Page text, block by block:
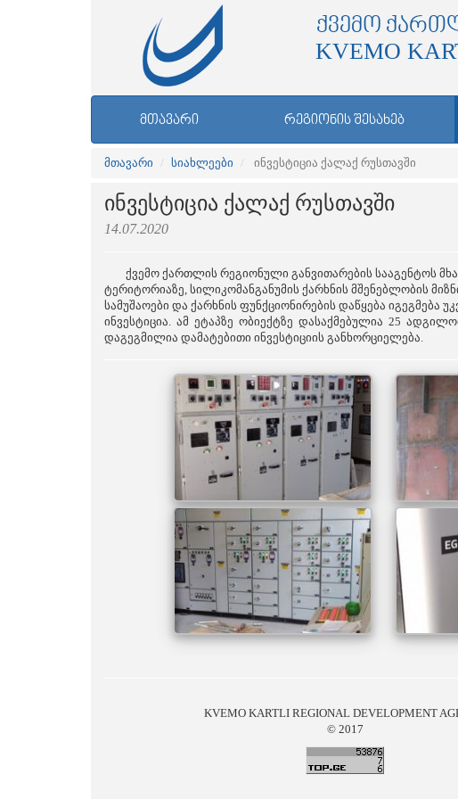
ᲥᲕᲔᲛᲝ
KVEMO
ᲛᲗᲐᲕᲐᲠᲘ ᲠᲔᲒᲘᲝᲜᲘᲡ ᲨᲔᲡᲐᲮᲔᲑ
მთავარი სიახლეები ინვესტიცია ქალაქ რუსთავში
ინვესტიცია ქალაქ რუსთავში
14.07.2020
ქვემო ქართლის რეგიონული განვითარების სააგენტოს
ტერიტორიაზე, სილიკომანგანუმის ქარხნის მშენებლობის
სამუშაოები და ქარხნის ფუნქციონირების დაწყება
ინვესტიცია. ამ ეტაპზე ობიექტზე დასაქმებულია 25
დაგეგმილია დამატებითი ინვესტიციის განხორციელება.
KVEMO KARTLI REGIONAL DEVELOPMENT
© 2017